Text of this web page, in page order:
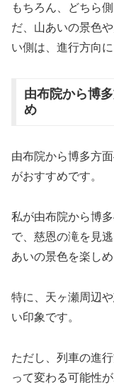
もちろん、どちら
だ、山あいの景色
い側は、進行方向
由布院から博
め
由布院から博多方
がおすすめです。
私が由布院から博
で、慈恩の滝を見
あいの景色を楽し
特に、天ヶ瀬周辺
い印象です。
ただし、列車の進
って変わる可能性